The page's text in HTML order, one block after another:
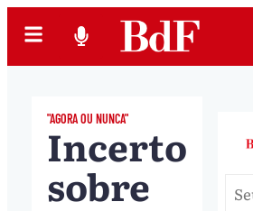
"AGORA OU NUNCA"
Incerto
sobre